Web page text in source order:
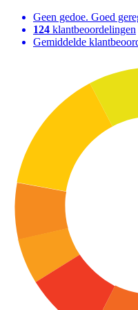
Geen gedoe. Goed
124 klantbeoordelingen
Gemiddelde